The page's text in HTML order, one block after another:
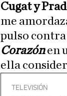
Cugat y
me
pulso
Corazónen
ella
TELEVISIÓN